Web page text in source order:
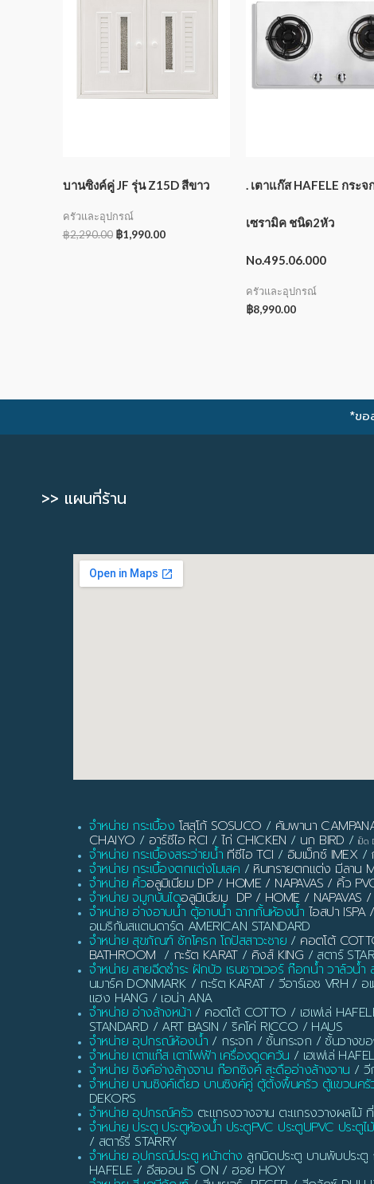
บานซิงค์คู่ JF รุ่น Z15D สีขาว
ครัวและอุปกรณ์
฿2,290.00 ฿1,990.00
. เตาแก๊ส HAFELE กระจ
เซรามิค ชนิด2หัว
No.495.06.000
ครัวและอุปกรณ์
฿8,990.00
*ขอ
>> แผนที่ร้าน
จำหน่าย กระเบื้อง โสสุโก้ SOSUCO / คัมพานา
CHAIYO / อาร์ซีไอ RCI / ไก่ CHICKEN / นก BIRD / เป็ด
จำหน่าย กระเบื้องสระว่ายน้ำ ทีซีไอ TCI / อิมเม็กซ์ IMEX/
จำหน่าย กระเบื้องตกแต่งโมเสค / หินทรายตกแต่ง มีลาน
จำหน่าย คิ้วอลูมิเนียม DP / HOME / NAPAVAS / คิ้ว
จำหน่าย จมูกบันไดอลูมิเนียม DP / HOME / NAPAVAS
จำหน่าย อ่างอาบน้ำ ตู้อาบน้ำ ฉากกั้นห้องน้ำ ไอสปา ISPA
อเมริกันสแตนดาร์ด AMERICAN STANDARD
จำหน่าย สุขภัณฑ์ ชักโครก โถปัสสาวะชาย / คอตโต้
BATHROOM / กะรัต KARAT/ คิงส์ KING / สตาร์
จำหน่าย สายฉีดชำระ ฝักบัว เรนชาวเวอร์ ก๊อกน้ำ วาล์วน้ำ
นมาร์ค DONMARK / กะรัต KARAT / วีอาร์เอช VRH /
แฮง HANG / เอน่า ANA
จำหน่าย อ่างล้างหน้า / คอตโต้ COTTO / เฮเฟเล่
STANDARD / ART BASIN / ริคโค่ RICCO / HAUS
จำหน่าย อุปกรณ์ห้องน้ำ / กระจก / ชั้นกระจก / ชั้นวางข
จำหน่าย เตาแก๊ส เตาไฟฟ้า เครื่องดูดควัน / เฮเฟเล่
จำหน่าย ซิงค์อ่างล้างจาน ก๊อกซิงค์ สะดืออ่างล้างจาน / วี
จำหน่าย บานซิงค์เดี่ยว บานซิงค์คู่ ตู้ตั้งพื้นครัว ตู้แขวนครั
DEKORS
จำหน่าย อุปกรณ์ครัว ตะแกรงวางจาน ตะแกรงวางผลไม้
จำหน่าย ประตู ประตูห้องน้ำ ประตูPVC ประตูUPVC ประตูไ
/ สตาร์รี่ STARRY
จำหน่าย อุปกรณ์ประตู หน้าต่าง ลูกบิดประตู บานพับประ
HAFELE / อีสออน IS ON / ฮอย HOY